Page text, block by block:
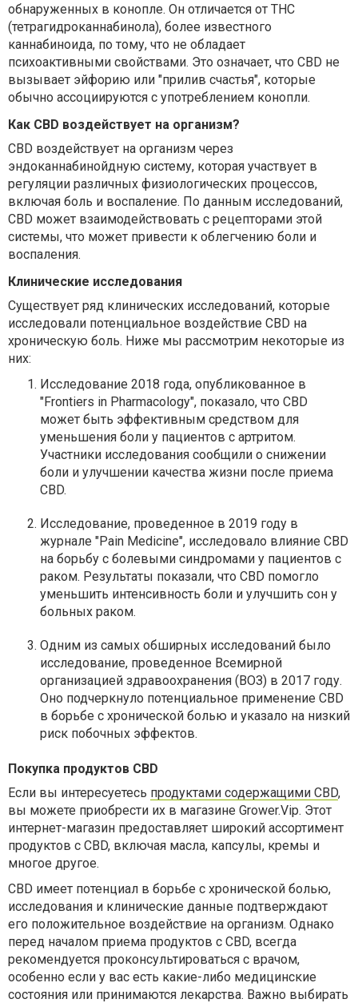
обнаруженных в конопле. Он отличается от THC
(тетрагидроканнабинола), более известного
каннабиноида, по тому, что не обладает
психоактивными свойствами. Это означает, что CBD не
вызывает эйфорию или "прилив счастья", которые
обычно ассоциируются с употреблением конопли.
Как CBD воздействует на организм?
CBD воздействует на организм через
эндоканнабинойдную систему, которая участвует в
регуляции различных физиологических процессов,
включая боль и воспаление. По данным исследований,
CBD может взаимодействовать с рецепторами этой
системы, что может привести к облегчению боли и
воспаления.
Клинические исследования
Существует ряд клинических исследований, которые
исследовали потенциальное воздействие CBD на
хроническую боль. Ниже мы рассмотрим некоторые из
них:
Исследование 2018 года, опубликованное в
"Frontiers in Pharmacology", показало, что CBD
может быть эффективным средством для
уменьшения боли у пациентов с артритом.
Участники исследования сообщили о снижении
боли и улучшении качества жизни после приема
CBD.
Исследование, проведенное в 2019 году в
журнале "Pain Medicine", исследовало влияние CBD
на борьбу с болевыми синдромами у пациентов с
раком. Результаты показали, что CBD помогло
уменьшить интенсивность боли и улучшить сон у
больных раком.
Одним из самых обширных исследований было
исследование, проведенное Всемирной
организацией здравоохранения (ВОЗ) в 2017 году.
Оно подчеркнуло потенциальное применение CBD
в борьбе с хронической болью и указало на низкий
риск побочных эффектов.
Покупка продуктов CBD
Если вы интересуетесь продуктами содержащими CBD,
вы можете приобрести их в магазине Grower.Vip. Этот
интернет-магазин предоставляет широкий ассортимент
продуктов с CBD, включая масла, капсулы, кремы и
многое другое.
CBD имеет потенциал в борьбе с хронической болью,
исследования и клинические данные подтверждают
его положительное воздействие на организм. Однако
перед началом приема продуктов с CBD, всегда
рекомендуется проконсультироваться с врачом,
особенно если у вас есть какие-либо медицинские
состояния или принимаются лекарства. Важно выбирать